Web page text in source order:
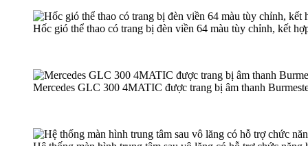
Hốc gió thể thao có trang bị đèn viền 64 màu tùy chỉnh, kết
Mercedes GLC 300 4MATIC được trang bị âm thanh